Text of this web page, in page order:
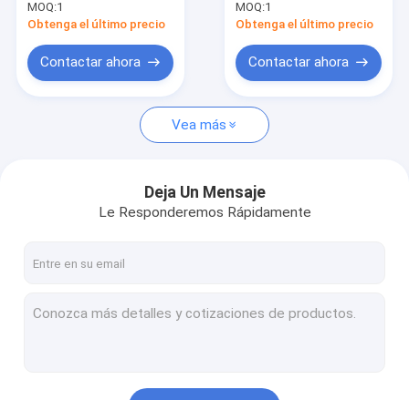
Pida una cita
sensor disuelto del oxígeno
Sensor disuelto óptico del oxígeno
Sensor de la demanda de oxígeno producido por reacción
Metro de oxígeno disuelto
IP68 Digitaces pH
MOQ:1
Obtenga el último precio
Contactar ahora
MOQ:1
Obtenga el último precio
Contactar ahora
Vea más
Deja Un Mensaje
Le Responderemos Rápidamente